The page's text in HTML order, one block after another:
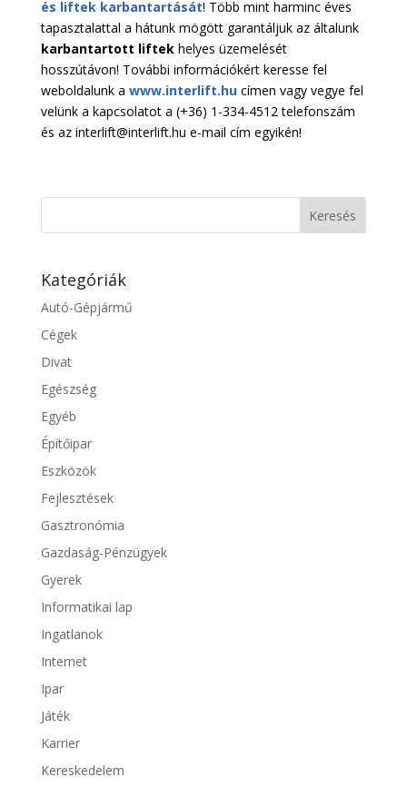
és liftek karbantartását! Több mint harminc éves
tapasztalattal a hátunk mögött garantáljuk az általunk
karbantartott liftekhelyes üzemelését
hosszútávon! További információkért keresse fel
weboldalunk a www.interlift.hucímen vagy vegye fel
velünk a kapcsolatot a (+36) 1-334-4512 telefonszám
és az interlift@interlift.hu e-mail cím egyikén!
Kategóriák
Autó-Gépjármű
Cégek
Divat
Egészség
Egyéb
Építőipar
Eszközök
Fejlesztések
Gasztronómia
Gazdaság-Pénzügyek
Gyerek
Informatikai lap
Ingatlanok
Internet
Ipar
Játék
Karrier
Kereskedelem